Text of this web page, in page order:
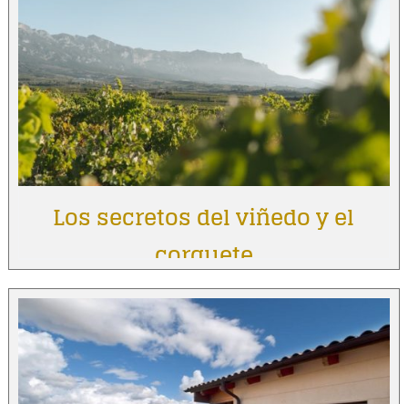
Los secretos del viñedo y el
corquete